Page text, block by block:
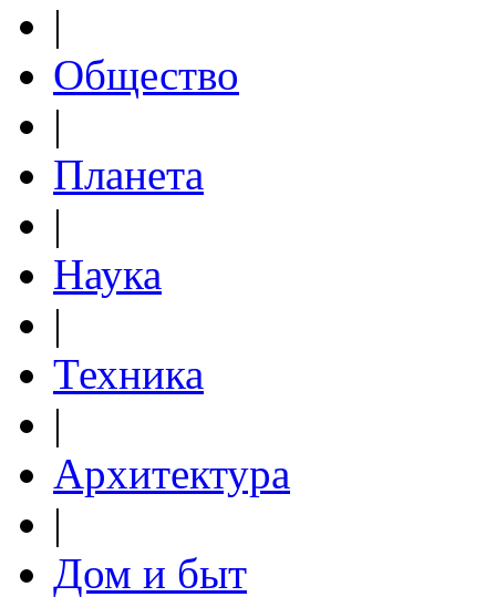
|
Общество
|
Планета
|
Наука
|
Техника
|
Архитектура
|
Дом и быт